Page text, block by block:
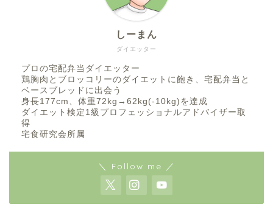
ダイエッター
しーまん
プロの宅配弁当ダイエッター
鶏胸肉とブロッコリーのダイエットに飽き、宅配弁当と
ベースブレッドに出会う
身長177cm、体重72kg→62kg(-10kg)を達成
ダイエット検定1級プロフェッショナルアドバイザー取
得
宅食研究会所属
＼ Follow me ／